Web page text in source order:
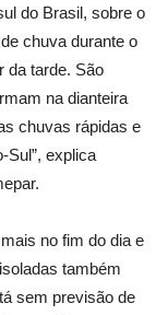
do Brasil, sobre o
chuva durante o
da tarde. São
na dianteira
chuvas rápidas e
Sul”, explica
no fim do dia e
também
sem previsão de